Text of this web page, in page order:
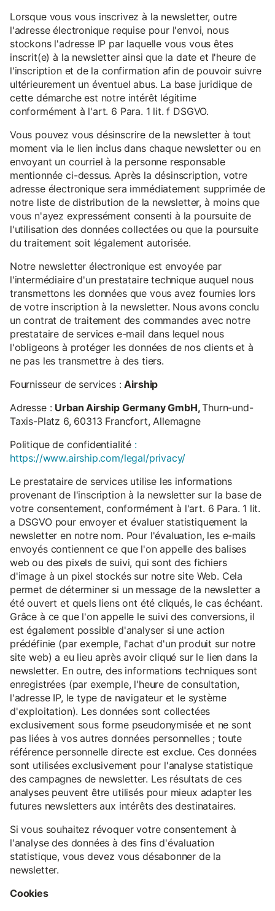
Lorsque vous vous inscrivez à la newsletter, outre
l'adresse électronique requise pour l'envoi, nous
stockons l'adresse IP par laquelle vous vous êtes
inscrit(e) à la newsletter ainsi que la date et l'heure de
l'inscription et de la confirmation afin de pouvoir suivre
ultérieurement un éventuel abus. La base juridique de
cette démarche est notre intérêt légitime
conformément à l'art. 6 Para. 1 lit. f DSGVO.
Vous pouvez vous désinscrire de la newsletter à tout
moment via le lien inclus dans chaque newsletter ou en
envoyant un courriel à la personne responsable
mentionnée ci-dessus. Après la désinscription, votre
adresse électronique sera immédiatement supprimée de
notre liste de distribution de la newsletter, à moins que
vous n'ayez expressément consenti à la poursuite de
l'utilisation des données collectées ou que la poursuite
du traitement soit légalement autorisée.
Notre newsletter électronique est envoyée par
l'intermédiaire d'un prestataire technique auquel nous
transmettons les données que vous avez fournies lors
de votre inscription à la newsletter. Nous avons conclu
un contrat de traitement des commandes avec notre
prestataire de services e-mail dans lequel nous
l'obligeons à protéger les données de nos clients et à
ne pas les transmettre à des tiers.
Fournisseur de services :Airship
Adresse : Urban Airship Germany GmbH,Thurn-und-
Taxis-Platz 6, 60313 Francfort, Allemagne
Politique de confidentialité :
https://www.airship.com/legal/privacy/
Le prestataire de services utilise les informations
provenant de l'inscription à la newsletter sur la base de
votre consentement, conformément à l'art. 6 Para. 1 lit.
a DSGVO pour envoyer et évaluer statistiquement la
newsletter en notre nom. Pour l'évaluation, les e-mails
envoyés contiennent ce que l'on appelle des balises
web ou des pixels de suivi, qui sont des fichiers
d'image à un pixel stockés sur notre site Web. Cela
permet de déterminer si un message de la newsletter a
été ouvert et quels liens ont été cliqués, le cas échéant.
Grâce à ce que l'on appelle le suivi des conversions, il
est également possible d'analyser si une action
prédéfinie (par exemple, l'achat d'un produit sur notre
site web) a eu lieu après avoir cliqué sur le lien dans la
newsletter. En outre, des informations techniques sont
enregistrées (par exemple, l'heure de consultation,
l'adresse IP, le type de navigateur et le système
d'exploitation). Les données sont collectées
exclusivement sous forme pseudonymisée et ne sont
pas liées à vos autres données personnelles ; toute
référence personnelle directe est exclue. Ces données
sont utilisées exclusivement pour l'analyse statistique
des campagnes de newsletter. Les résultats de ces
analyses peuvent être utilisés pour mieux adapter les
futures newsletters aux intérêts des destinataires.
Si vous souhaitez révoquer votre consentement à
l'analyse des données à des fins d'évaluation
statistique, vous devez vous désabonner de la
newsletter.
Cookies